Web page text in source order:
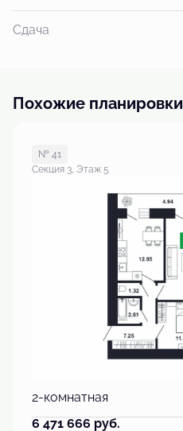
Сдача
Похожие планировки
№ 41
Секция 3, Этаж 5
2-комнатная
6 471 666 руб.